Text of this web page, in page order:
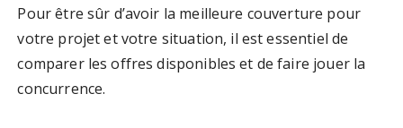
Pour être sûr d’avoir la meilleure couverture pour
votre projet et votre situation, il est essentiel de
comparer les offres disponibles et de faire jouer la
concurrence.